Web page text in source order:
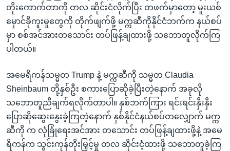
နေရာ
သို့
ကျော်
ရန်
တိုးကောက်တာကို တလ ဆိုင်းငံလိုက်ပြီး တဖက်မှာတော့ မူးယစ်
မှောင်ခိုကူးမှုတွေကို တိုက်ဖျက်ဖို့ မက္ကဆီကိုနိုင်ငံဘက်က နယ်စပ်
မှာ စစ်အင်အားတသောင်း တပ်ဖြန့်ချထားဖို့ သဘောတူလိုက်ကြ
ပါတယ်။
အမေရိကန်သမ္မတ Trump နဲ့ မက္ကဆီကို သမ္မတ Claudia
Sheinbaum တို့နှစ်ဦး စကားပြောဆိုခဲ့ပြီးတဲ့နောက် အခုလို
သဘောတူညီချက်ရလိုက်တာပါ။ နှစ်ဘက်ကြား ရင်းရင်းနှီးနှီး
ပြောဆိုဆွေးနွေးခဲ့ကြတဲ့နောက် နှစ်နိုင်ငံနယ်စပ်တလျှောက် မက္က
ဆီကို က လုံခြုံရေးအင်အား တသောင်း တပ်ဖြန့်ချထားဖို့နဲ့ အမေ
ရိကန်က သွင်းကုန်တိုးမြှင့်မှု တလ ဆိုင်းငံ့ထားဖို့ သဘောတူခဲ့ကြ